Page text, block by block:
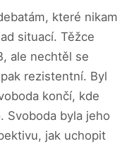
které nikam
situací. Těžce
ale nechtěl se
rezistentní. Byl
končí, kde
Svoboda byla jeho
jak uchopit